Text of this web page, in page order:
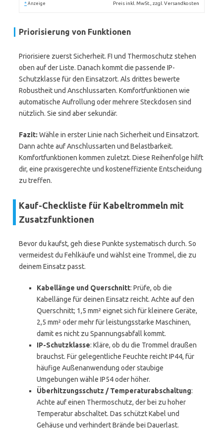
* Anzeige Preis inkl. MwSt., zzgl. Versandkosten
Priorisierung von Funktionen
Priorisiere zuerst Sicherheit. FI und Thermoschutz stehen
oben auf der Liste. Danach kommt die passende IP-
Schutzklasse für den Einsatzort. Als drittes bewerte
Robustheit und Anschlussarten. Komfortfunktionen wie
automatische Aufrollung oder mehrere Steckdosen sind
nützlich. Sie sind aber sekundär.
Fazit: Wähle in erster Linie nach Sicherheit und Einsatzort.
Dann achte auf Anschlussarten und Belastbarkeit.
Komfortfunktionen kommen zuletzt. Diese Reihenfolge hilft
dir, eine praxisgerechte und kosteneffiziente Entscheidung
zu treffen.
Kauf-Checkliste für Kabeltrommeln mit
Zusatzfunktionen
Bevor du kaufst, geh diese Punkte systematisch durch. So
vermeidest du Fehlkäufe und wählst eine Trommel, die zu
deinem Einsatz passt.
Kabellänge und Querschnitt: Prüfe, ob die
Kabellänge für deinen Einsatz reicht. Achte auf den
Querschnitt; 1,5 mm² eignet sich für kleinere Geräte,
2,5 mm² oder mehr für leistungsstarke Maschinen,
damit es nicht zu Spannungsabfall kommt.
IP-Schutzklasse: Kläre, ob du die Trommel draußen
brauchst. Für gelegentliche Feuchte reicht IP44, für
häufige Außenanwendung oder staubige
Umgebungen wähle IP54 oder höher.
Überhitzungsschutz / Temperaturabschaltung:
Achte auf einen Thermoschutz, der bei zu hoher
Temperatur abschaltet. Das schützt Kabel und
Gehäuse und verhindert Brände bei Dauerlast.